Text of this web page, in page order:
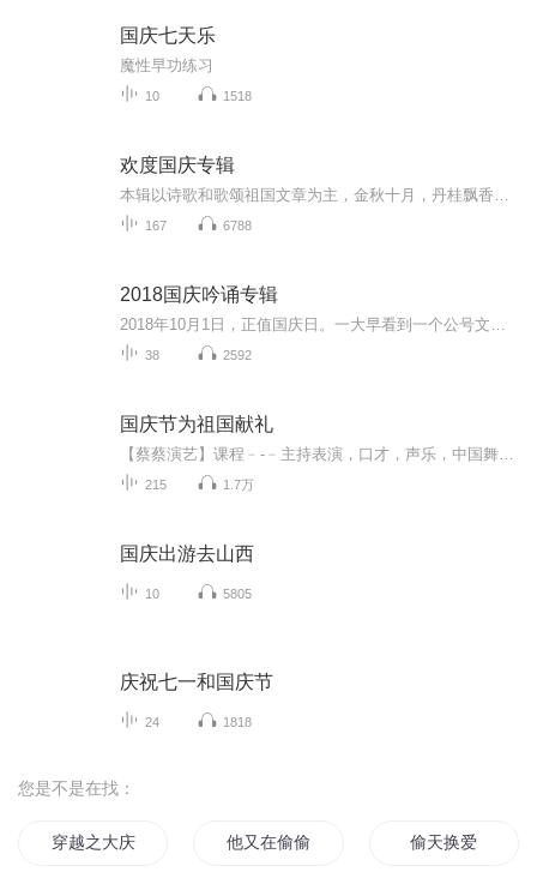
国庆七天乐
魔性早功练习
10 1518
欢度国庆专辑
167 6788
2018国庆吟诵专辑
38 2592
国庆节为祖国献礼
215 1.7万
国庆出游去山西
10 5805
庆祝七一和国庆节
24 1818
您是不是在找：
穿越之大庆帝国 他又在偷偷看我 偷天换爱